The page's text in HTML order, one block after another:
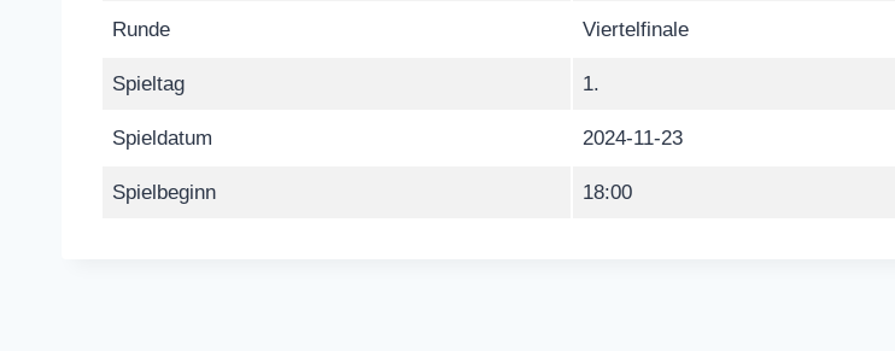
Runde Viertelfinale
Spieltag 1.
Spieldatum 2024-11-23
Spielbeginn 18:00